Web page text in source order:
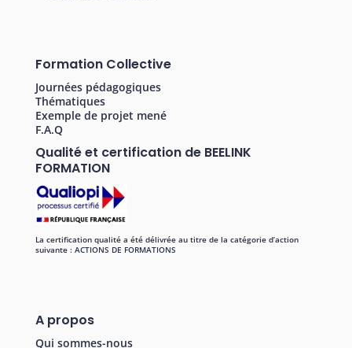
Formation Collective
Journées pédagogiques
Thématiques
Exemple de projet mené
F.A.Q
Qualité et certification de BEELINK
FORMATION
La certification qualité a été délivrée au titre de la catégorie d’action
suivante : ACTIONS DE FORMATIONS
A propos
Qui sommes-nous